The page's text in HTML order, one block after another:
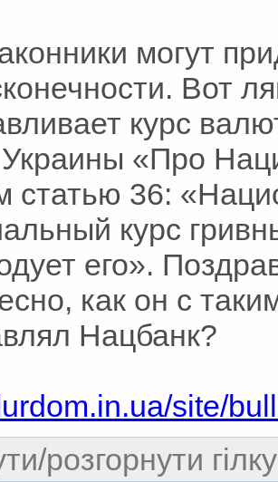
могут
Вот
курс
«Про
статью 36:
курс
его».
как он с
Нацбанк?
site/
розгорнути